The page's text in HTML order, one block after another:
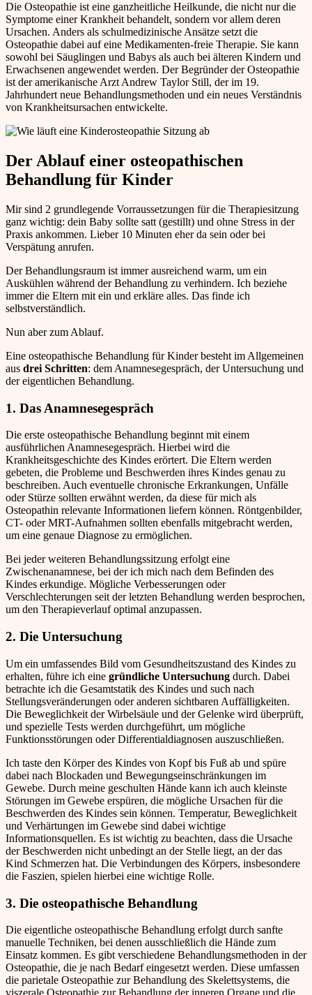
Die Osteopathie ist eine ganzheitliche Heilkunde, die nicht nur die
Symptome einer Krankheit behandelt, sondern vor allem deren
Ursachen. Anders als schulmedizinische Ansätze setzt die
Osteopathie dabei auf eine Medikamenten-freie Therapie. Sie kann
sowohl bei Säuglingen und Babys als auch bei älteren Kindern und
Erwachsenen angewendet werden. Der Begründer der Osteopathie
ist der amerikanische Arzt Andrew Taylor Still, der im 19.
Jahrhundert neue Behandlungsmethoden und ein neues Verständnis
von Krankheitsursachen entwickelte.
Der Ablauf einer osteopathischen
Behandlung für Kinder
Mir sind 2 grundlegende Vorraussetzungen für die Therapiesitzung
ganz wichtig: dein Baby sollte satt (gestillt) und ohne Stress in der
Praxis ankommen. Lieber 10 Minuten eher da sein oder bei
Verspätung anrufen.
Der Behandlungsraum ist immer ausreichend warm, um ein
Auskühlen während der Behandlung zu verhindern. Ich beziehe
immer die Eltern mit ein und erkläre alles. Das finde ich
selbstverständlich.
Nun aber zum Ablauf.
Eine osteopathische Behandlung für Kinder besteht im Allgemeinen
aus drei Schritten: dem Anamnesegespräch, der Untersuchung und
der eigentlichen Behandlung.
1. Das Anamnesegespräch
Die erste osteopathische Behandlung beginnt mit einem
ausführlichen Anamnesegespräch. Hierbei wird die
Krankheitsgeschichte des Kindes erörtert. Die Eltern werden
gebeten, die Probleme und Beschwerden ihres Kindes genau zu
beschreiben. Auch eventuelle chronische Erkrankungen, Unfälle
oder Stürze sollten erwähnt werden, da diese für mich als
Osteopathin relevante Informationen liefern können. Röntgenbilder,
CT- oder MRT-Aufnahmen sollten ebenfalls mitgebracht werden,
um eine genaue Diagnose zu ermöglichen.
Bei jeder weiteren Behandlungssitzung erfolgt eine
Zwischenanamnese, bei der ich mich nach dem Befinden des
Kindes erkundige. Mögliche Verbesserungen oder
Verschlechterungen seit der letzten Behandlung werden besprochen,
um den Therapieverlauf optimal anzupassen.
2. Die Untersuchung
Um ein umfassendes Bild vom Gesundheitszustand des Kindes zu
erhalten, führe ich eine gründliche Untersuchung durch. Dabei
betrachte ich die Gesamtstatik des Kindes und such nach
Stellungsveränderungen oder anderen sichtbaren Auffälligkeiten.
Die Beweglichkeit der Wirbelsäule und der Gelenke wird überprüft,
und spezielle Tests werden durchgeführt, um mögliche
Funktionsstörungen oder Differentialdiagnosen auszuschließen.
Ich taste den Körper des Kindes von Kopf bis Fuß ab und spüre
dabei nach Blockaden und Bewegungseinschränkungen im
Gewebe. Durch meine geschulten Hände kann ich auch kleinste
Störungen im Gewebe erspüren, die mögliche Ursachen für die
Beschwerden des Kindes sein können. Temperatur, Beweglichkeit
und Verhärtungen im Gewebe sind dabei wichtige
Informationsquellen. Es ist wichtig zu beachten, dass die Ursache
der Beschwerden nicht unbedingt an der Stelle liegt, an der das
Kind Schmerzen hat. Die Verbindungen des Körpers, insbesondere
die Faszien, spielen hierbei eine wichtige Rolle.
3. Die osteopathische Behandlung
Die eigentliche osteopathische Behandlung erfolgt durch sanfte
manuelle Techniken, bei denen ausschließlich die Hände zum
Einsatz kommen. Es gibt verschiedene Behandlungsmethoden in der
Osteopathie, die je nach Bedarf eingesetzt werden. Diese umfassen
die parietale Osteopathie zur Behandlung des Skelettsystems, die